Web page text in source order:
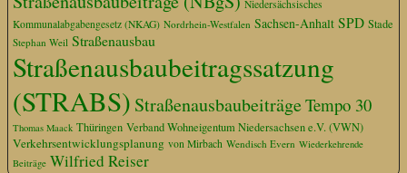
Niedersächsisches
Kommunalabgabengesetz (NKAG) Nordrhein-Westfalen Sachsen-Anhalt SPD Stade
Stephan Weil Straßenausbau
Straßenausbaubeitragssatzung
(STRABS) StraßenausbaubeiträgeTempo 30
Thomas Maack Thüringen Verband Wohneigentum Niedersachsen e.V. (VWN)
Verkehrsentwicklungsplanung von Mirbach Wendisch Evern Wiederkehrende
Beiträge Wilfried Reiser